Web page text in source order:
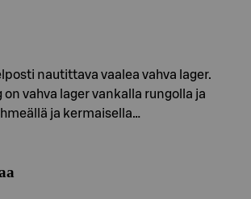
nautittava vaalea vahva lager.
on vahva lager vankalla rungolla ja
ja kermaisella…